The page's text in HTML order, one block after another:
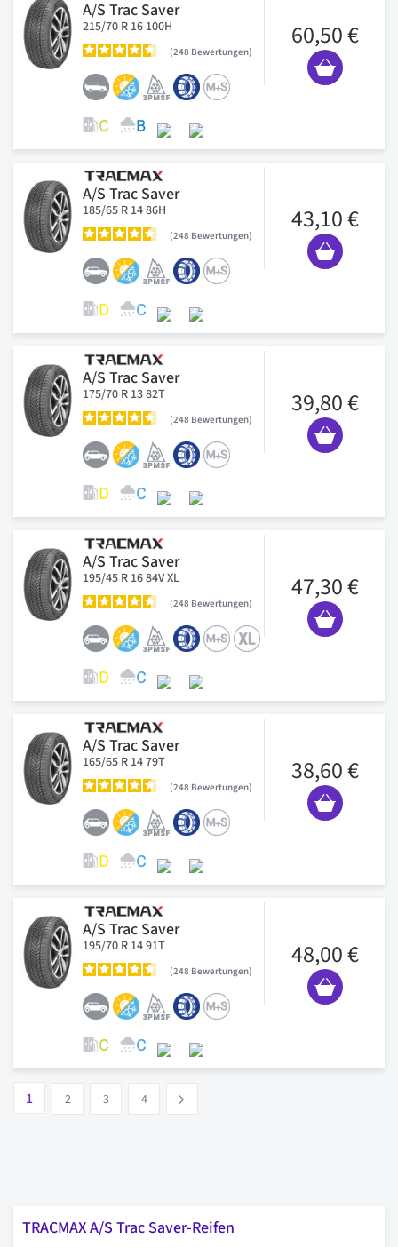
A/S Trac Saver
215/70 R 16 100H
248 Bewertungen
60,50 €
A/S Trac Saver
185/65 R 14 86H
248 Bewertungen
43,10 €
A/S Trac Saver
175/70 R 13 82T
248 Bewertungen
39,80 €
A/S Trac Saver
195/45 R 16 84V XL
248 Bewertungen
47,30 €
A/S Trac Saver
165/65 R 14 79T
248 Bewertungen
38,60 €
A/S Trac Saver
195/70 R 14 91T
248 Bewertungen
48,00 €
Vous lisez actuellement la page
1 2 3 4
TRACMAX A/S Trac Saver-Reifen